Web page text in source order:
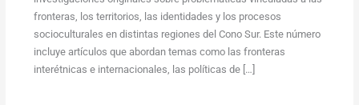
fronteras, los territorios, las identidades y los procesos
socioculturales en distintas regiones del Cono Sur. Este número
incluye artículos que abordan temas como las fronteras
interétnicas e internacionales, las políticas de […]